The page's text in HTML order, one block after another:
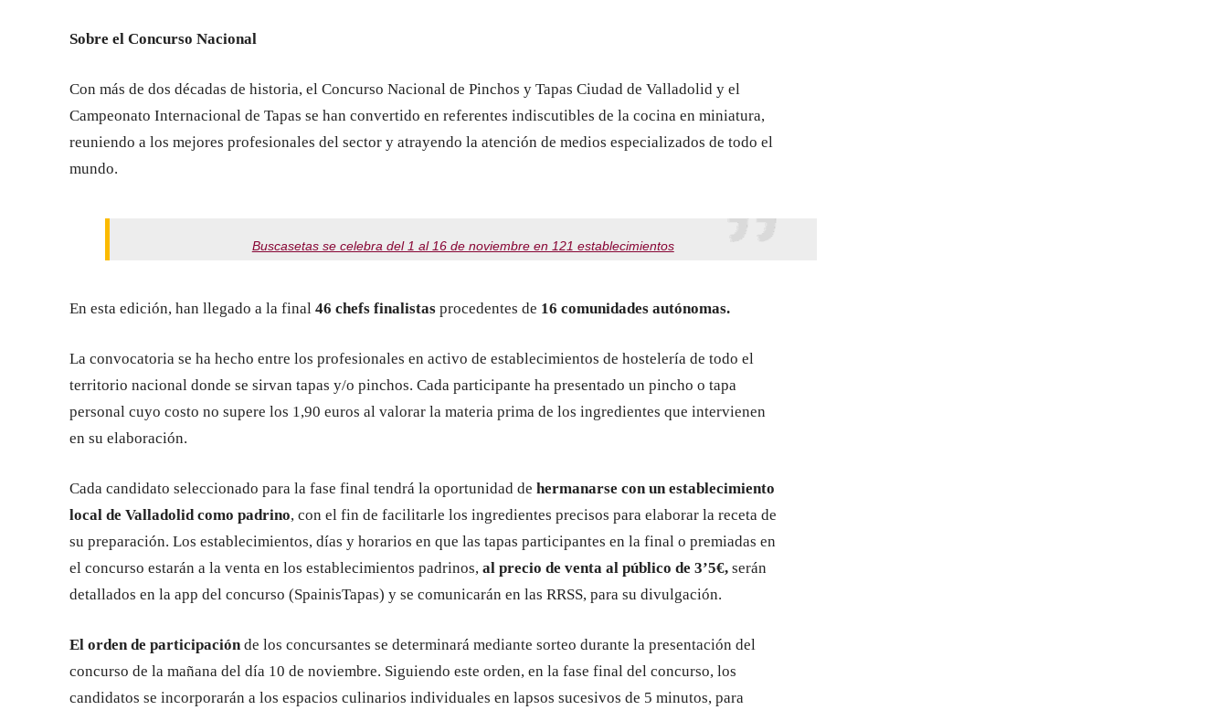
Sobre el Concurso Nacional
Con más de dos décadas de historia, el Concurso Nacional de Pinchos y Tapas Ciudad de Valladolid y el
Campeonato Internacional de Tapas se han convertido en referentes indiscutibles de la cocina en miniatura,
reuniendo a los mejores profesionales del sector y atrayendo la atención de medios especializados de todo el
mundo.
Buscasetas se celebra del 1 al 16 de noviembre en 121 establecimientos
En esta edición, han llegado a la final 46 chefs finalistas procedentes de 16 comunidades autónomas.
La convocatoria se ha hecho entre los profesionales en activo de establecimientos de hostelería de todo el
territorio nacional donde se sirvan tapas y/o pinchos. Cada participante ha presentado un pincho o tapa
personal cuyo costo no supere los 1,90 euros al valorar la materia prima de los ingredientes que intervienen
en su elaboración.
Cada candidato seleccionado para la fase final tendrá la oportunidad de hermanarse con un establecimiento
local de Valladolid como padrino, con el fin de facilitarle los ingredientes precisos para elaborar la receta de
su preparación. Los establecimientos, días y horarios en que las tapas participantes en la final o premiadas en
el concurso estarán a la venta en los establecimientos padrinos, al precio de venta al público de 3’5€, serán
detallados en la app del concurso (SpainisTapas) y se comunicarán en las RRSS, para su divulgación.
El orden de participaciónde los concursantes se determinará mediante sorteo durante la presentación del
concurso de la mañana del día 10 de noviembre. Siguiendo este orden, en la fase final del concurso, los
candidatos se incorporarán a los espacios culinarios individuales en lapsos sucesivos de 5 minutos, para